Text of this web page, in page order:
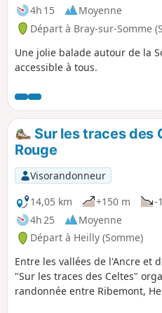
4h 15
Moyenne
Départ à Bray-sur-Somme
Une jolie balade autour de la
accessible à tous.
Sur les traces des
Rouge
Visorandonneur
14,05 km
+150 m
-
4h 25
Moyenne
Départ à Heilly (Somme)
Entre les vallées de l'Ancre et
"Sur les traces des Celtes"
randonnée entre Ribemont,